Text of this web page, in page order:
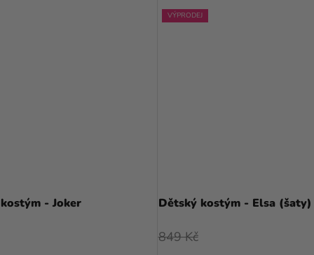
- Jokerhodnocení
VÝPRODEJ
Dětský kostým - Elsa (šaty)
hodnocení
produktu
849 Kč